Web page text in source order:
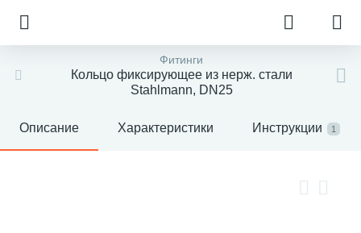
Фитинги
Кольцо фиксирующее из нерж. стали
Stahlmann, DN25
Описание Характеристики Инструкции 1